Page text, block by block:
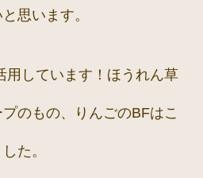
思います。
用しています！ほうれん草
のもの、りんごのBFはこ
た。